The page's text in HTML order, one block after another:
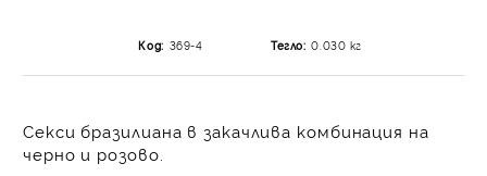
Код: 369-4 Тегло: 0.030 кг
Секси бразилиана в закачлива комбинация на
черно и розово.